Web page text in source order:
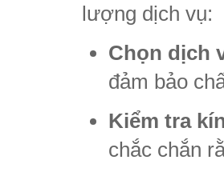
lượng dịch vụ:
Chọn dịch
đảm bảo
Kiểm tra
chắc chắn